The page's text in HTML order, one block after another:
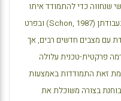
שנחווה כדי להתמודד איתו
(
Schon, 1987) ובפרט
עם מצבים חדשים רבים, אך
פרקטית-טכנית עלולה
זאת התמודדות באמצעות
בצורה משוכלת את